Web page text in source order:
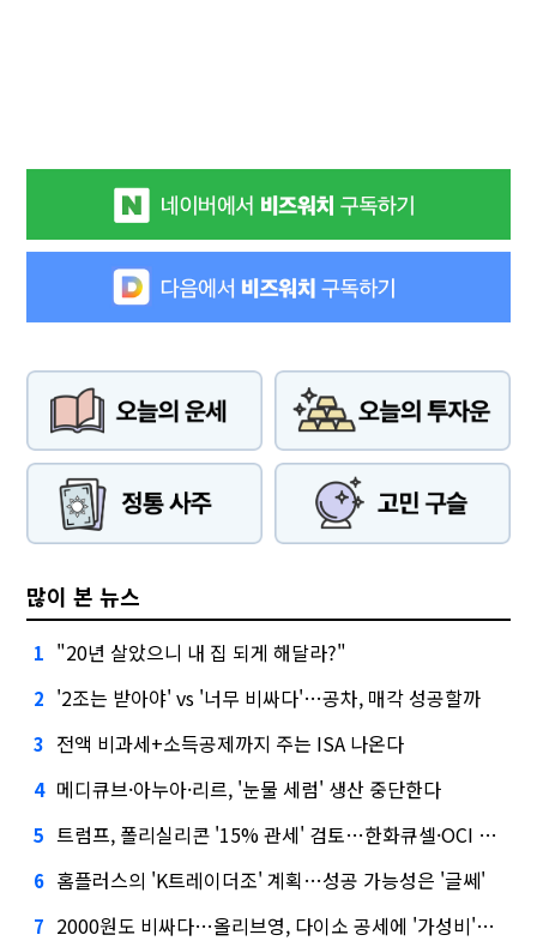
많이 본 뉴스
1 "20년 살았으니 내 집 되게 해달라?"
2 '2조는 받아야' vs '너무 비싸다'…공차, 매각 성공할까
3 전액 비과세+소득공제까지 주는 ISA 나온다
4 메디큐브·아누아·리르, '눈물 세럼' 생산 중단한다
5 트럼프, 폴리실리콘 '15% 관세' 검토…한화큐셀·OCI 영향은?
6 홈플러스의 'K트레이더조' 계획…성공 가능성은 '글쎄'
7 2000원도 비싸다…올리브영, 다이소 공세에 '가성비'로 맞불